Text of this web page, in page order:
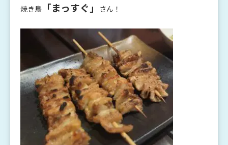
焼き鳥 「まっすぐ」 さん！